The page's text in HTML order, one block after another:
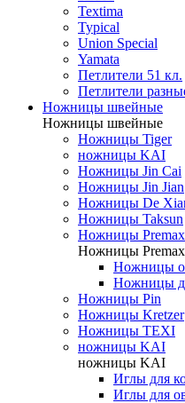
Textima
Typical
Union Special
Yamata
Петлители 51 кл.
Петлители
Ножницы швейные
Ножницы швейные
Ножницы Tiger
ножницы KAI
Ножницы Jin Cai
Ножницы Jin Jian
Ножницы De
Ножницы Taksun
Ножницы Premax
Ножницы Premax
Ножницы
Ножницы
Ножницы Pin
Ножницы Kretzer
Ножницы TEXI
ножницы KAI
ножницы KAI
Иглы для
Иглы для